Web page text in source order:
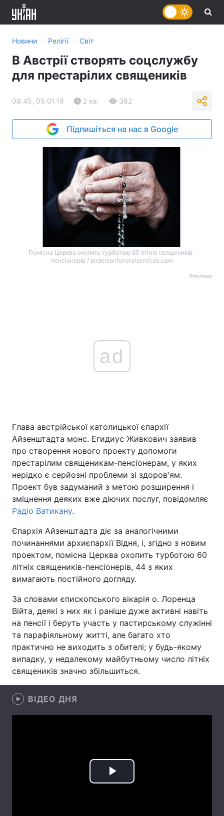
Головна Війна
Україна
Економіка Світ
Спорт Наука
Техно і зв'язок Лайт
Зброя Інциденти
Здоров'я Туризм
Цікавинки Погода
Вакансії
Новини › Релігії › Світ
В Австрії створять соцслужбу
для престарілих священиків
08:45, 05.01.18 2 хв. 382
Підпишіться на нас в Google
Помісна Церква охопить турботою 60 літніх священиків-
пенсіонерів / andersonfuneralservices.com
Реклама
ad
Глава австрійської католицької єпархії
Айзенштадта монс. Егидиус Живкович заявив
про створення нового проекту допомоги
престарілим священикам-пенсіонерам, у яких
нерідко є серйозні проблеми зі здоров'ям.
Проект був задуманий з метою розширення і
зміцнення деяких вже діючих послуг, повідомляє
Радіо Ватикану.
Єпархія Айзенштадта діє за аналогічними
починаннями архиєпархії Відня, і, згідно з новим
проектом, помісна Церква охопить турботою 60
літніх священиків-пенсіонерів, 44 з яких
вимагають постійного догляду.
За словами єпископського вікарія о. Лоренца
Війта, деякі з них як і раніше дуже активні навіть
на пенсії і беруть участь у пастирському служінні
та парафіяльному житті, але багато хто
практично не виходить з обителі; у будь-якому
випадку, у недалекому майбутньому число літніх
священиків значно збільшиться.
ВІДЕО ДНЯ
Play